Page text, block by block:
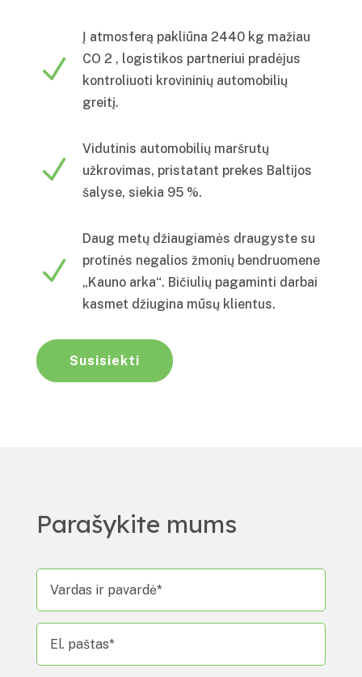
N
Į atmosferą pakliūna 2440 kg mažiau
CO 2 , logistikos partneriui pradėjus
kontroliuoti krovininių automobilių
greitį.
N
Vidutinis automobilių maršrutų
užkrovimas, pristatant prekes Baltijos
šalyse, siekia 95 %.
N
Daug metų džiaugiamės draugyste su
protinės negalios žmonių bendruomene
„Kauno arka“. Bičiulių pagaminti darbai
kasmet džiugina mūsų klientus.
Susisiekti
Parašykite mums